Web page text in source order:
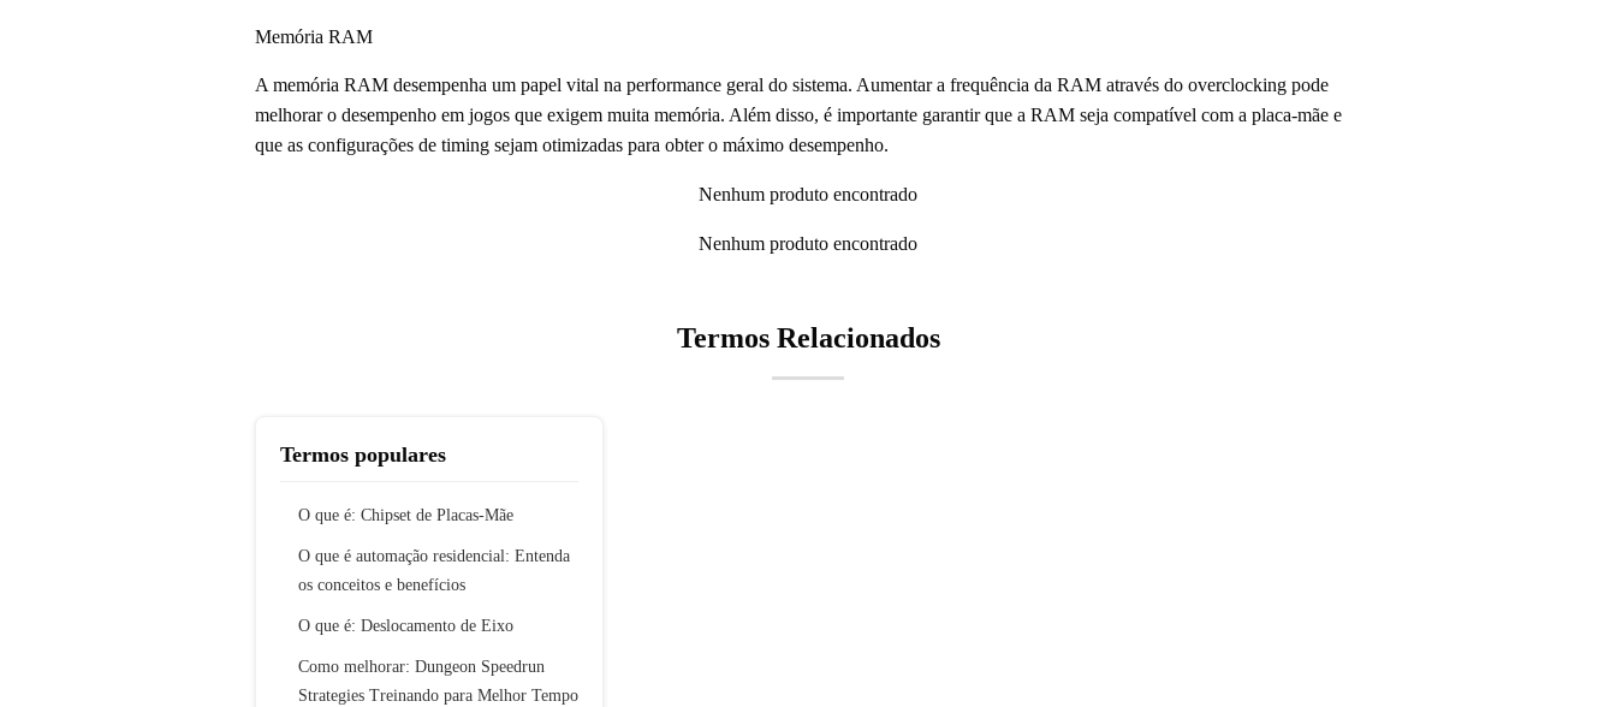
Memória RAM
A memória RAM desempenha um papel vital na performance geral do sistema. Aumentar a frequência da RAM através do overclocking pode
melhorar o desempenho em jogos que exigem muita memória. Além disso, é importante garantir que a RAM seja compatível com a placa-mãe e
que as configurações de timing sejam otimizadas para obter o máximo desempenho.
Nenhum produto encontrado
Nenhum produto encontrado
Termos Relacionados
Termos populares
O que é: Chipset de Placas-Mãe
O que é automação residencial: Entenda
os conceitos e benefícios
O que é: Deslocamento de Eixo
Como melhorar: Dungeon Speedrun
Strategies Treinando para Melhor Tempo